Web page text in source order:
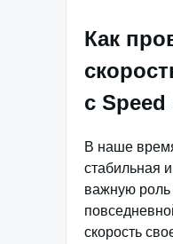
Как
с
В наше
стабильная
важную
скорость